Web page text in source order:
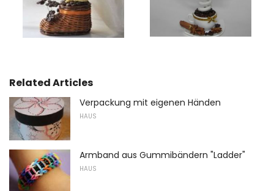
Related Articles
Verpackung mit eigenen Händen
HAUS
Armband aus Gummibändern "Ladder"
HAUS